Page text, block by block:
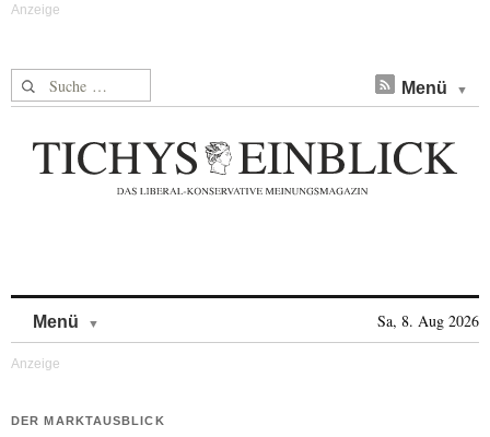
Suche nach: Menü
Menü Sa, 8. Aug 2026
DER MARKTAUSBLICK